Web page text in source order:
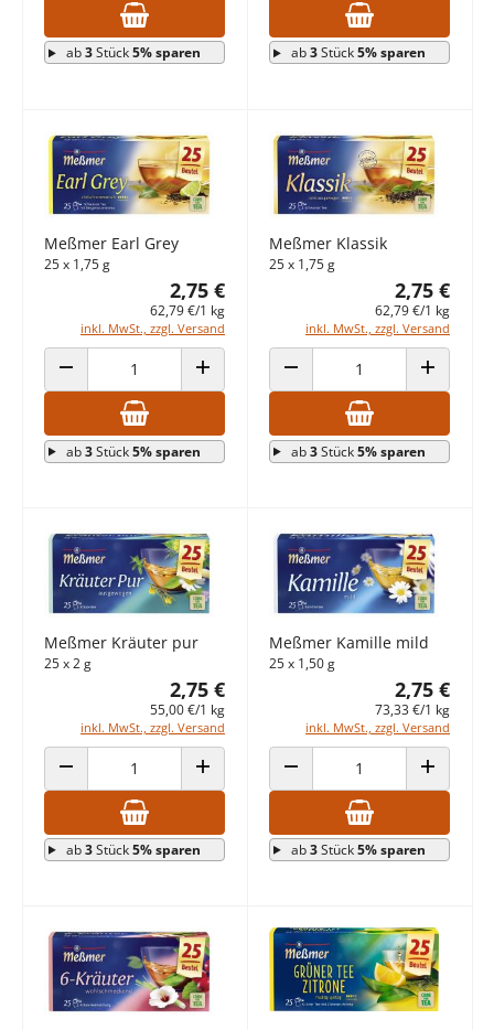
ab3Stück5% sparen ab3Stück5% sparen
Meßmer Earl Grey
25 x 1,75 g
2,75 €
62,79 €/1 kg
inkl. MwSt., zzgl. Versand
ANZAHL VERRINGERN ANZAHL ERHÖHEN
ab3Stück5% sparen
Meßmer Klassik
25 x 1,75 g
2,75 €
62,79 €/1 kg
inkl. MwSt., zzgl. Versand
ANZAHL VERRINGERN ANZAHL
ab3Stück5% sparen
Meßmer Kräuter pur
25 x 2 g
2,75 €
55,00 €/1 kg
inkl. MwSt., zzgl. Versand
ANZAHL VERRINGERN ANZAHL ERHÖHEN
ab3Stück5% sparen
Meßmer Kamille mild
25 x 1,50 g
2,75 €
73,33 €/1 kg
inkl. MwSt., zzgl. Versand
ANZAHL VERRINGERN ANZAHL
ab3Stück5% sparen